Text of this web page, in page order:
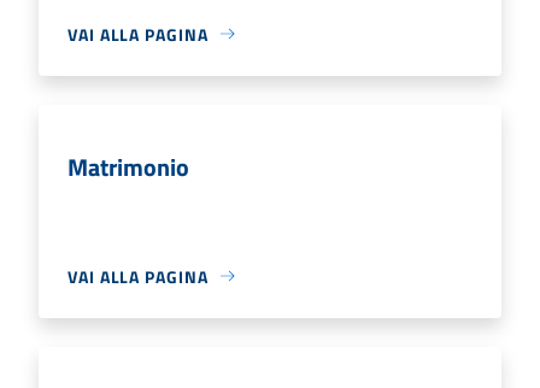
VAI ALLA PAGINA
Matrimonio
VAI ALLA PAGINA